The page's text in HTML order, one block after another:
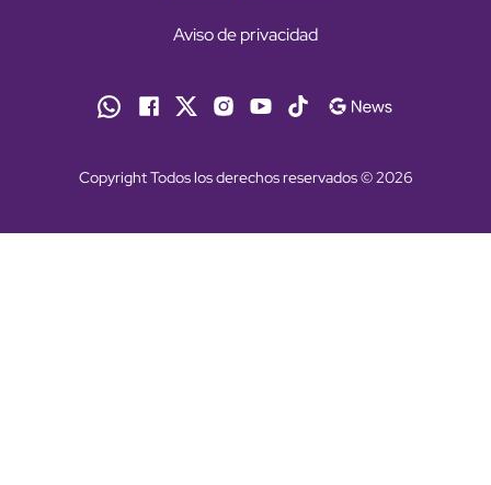
Aviso de privacidad
Copyright Todos los derechos reservados © 2026